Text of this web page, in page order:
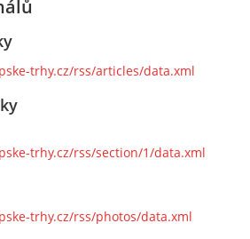
trhy.cz/rss/articles/data.xml
trhy.cz/rss/section/1/data.xml
trhy.cz/rss/photos/data.xml